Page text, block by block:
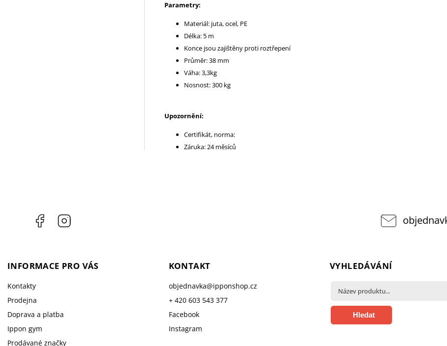
Parametry:
Materiál: juta, ocel, PE
Délka: 5 m
Konce jsou zajištěny proti roztřepení
Průměr: 38 mm
Váha: 3,3kg
Nosnost: 300 kg
Upozornění:
Certifikát, norma:
Záruka: 24 měsíců
Facebook
INFORMACE PRO VÁS
Kontakty
Prodejna
Doprava a platba
Ippon gym
Prodávané značky
KONTAKT
objednavka@ipponshop.cz
+ 420 603 543 377
Facebook
Instagram
VYHLEDÁVÁNÍ
Hledat